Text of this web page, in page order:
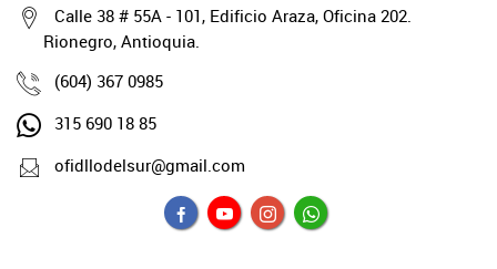
Calle 38 # 55A - 101, Edificio Araza, Oficina 202.
Rionegro, Antioquia.
(604) 367 0985
315 690 18 85
ofidllodelsur@gmail.com